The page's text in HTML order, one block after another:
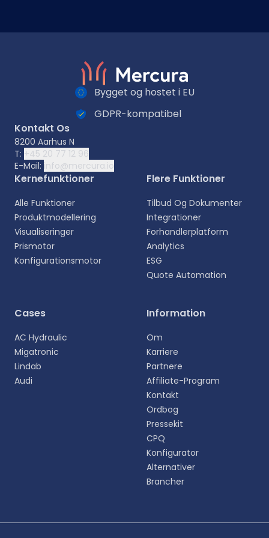
Vælg sprog
oplevelse.
Svenska
Bygget og hostet i EU
GDPR-kompatibel
Kontakt Os
8200 Aarhus N
T: +45 20 77 12 96
E-Mail: info@mercura.io
Kernefunktioner
Alle Funktioner
Produktmodellering
Visualiseringer
Prismotor
Konfigurationsmotor
Flere Funktioner
Tilbud Og Dokumenter
Integrationer
Forhandlerplatform
Analytics
ESG
Quote Automation
Cases
AC Hydraulic
Migatronic
Lindab
Audi
Information
Om
Karriere
Partnere
Affiliate-Program
Kontakt
Ordbog
Pressekit
CPQ
Konfigurator
Alternativer
Brancher